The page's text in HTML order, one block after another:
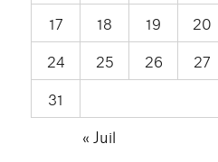
17
18 19 20
24
25 26 27
31
« Juil